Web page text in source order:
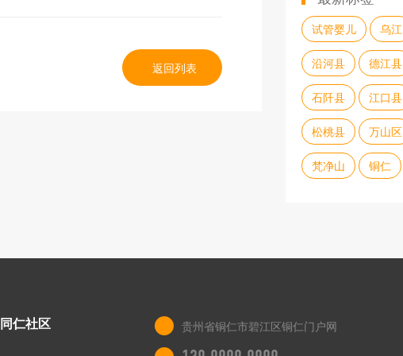
返回列表
试管婴儿 乌江
沿河县 德江县
石阡县 江口县
松桃县 万山区
梵净山 铜仁
同仁社区 贵州省铜仁市碧江区铜仁门户网